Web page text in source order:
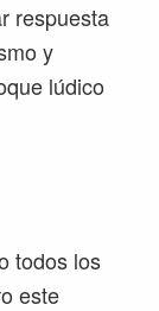
respuesta
y
lúdico
todos los
este